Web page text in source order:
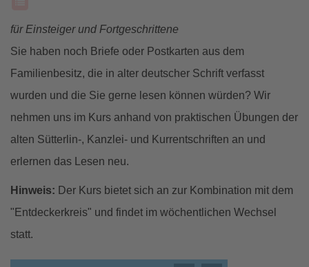
für Einsteiger und Fortgeschrittene
Sie haben noch Briefe oder Postkarten aus dem
Familienbesitz, die in alter deutscher Schrift verfasst
wurden und die Sie gerne lesen können würden? Wir
nehmen uns im Kurs anhand von praktischen Übungen der
alten Sütterlin-, Kanzlei- und Kurrentschriften an und
erlernen das Lesen neu.
Hinweis: Der Kurs bietet sich an zur Kombination mit dem
"Entdeckerkreis" und findet im wöchentlichen Wechsel
statt.